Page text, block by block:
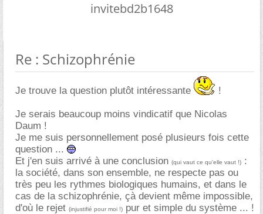
invitebd2b1648
Re : Schizophrénie
Je trouve la question plutôt intéressante !
Je serais beaucoup moins vindicatif que Nicolas
Daum !
Je me suis personnellement posé plusieurs fois cette
question ...
Et j'en suis arrivé à une conclusion (qui vaut ce qu'elle vaut !) :
la société, dans son ensemble, ne respecte pas ou
très peu les rythmes biologiques humains, et dans le
cas de la schizophrénie, çà devient même impossible,
d'où le rejet (injustifié pour moi !) pur et simple du système ... !